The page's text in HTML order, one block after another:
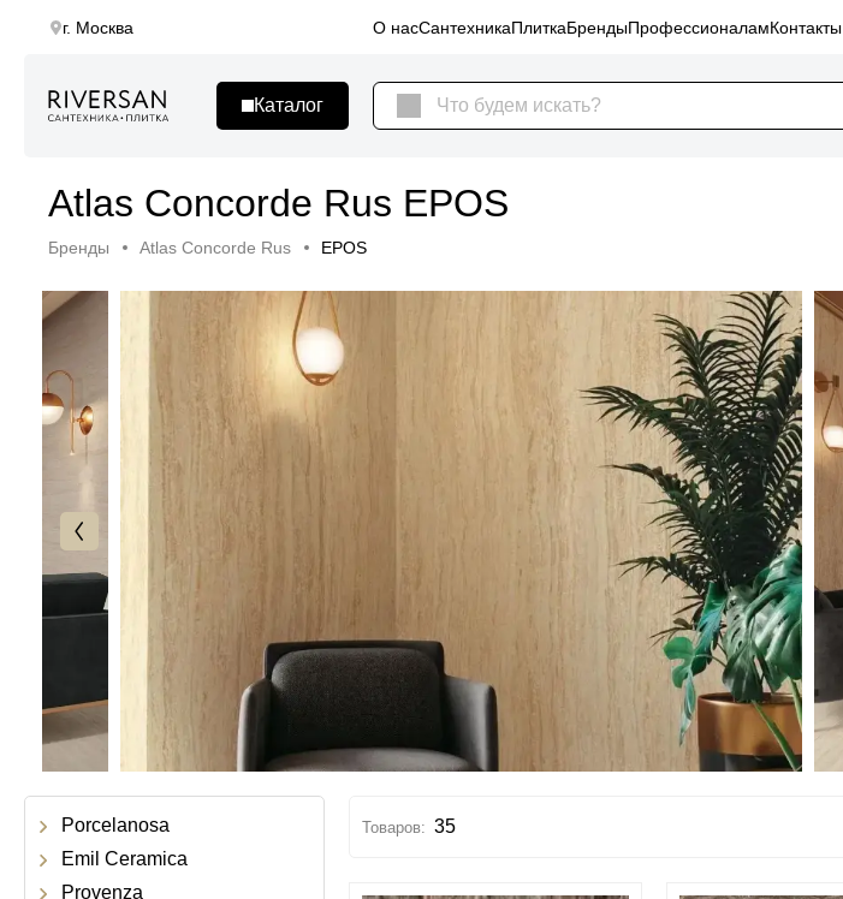
г. Москва О насСантехникаПлиткаБрендыПрофессионаламКонтакты
Atlas Concorde Rus EPOS
Бренды Atlas Concorde Rus EPOS
Porcelanosa
Emil Ceramica
Provenza
35